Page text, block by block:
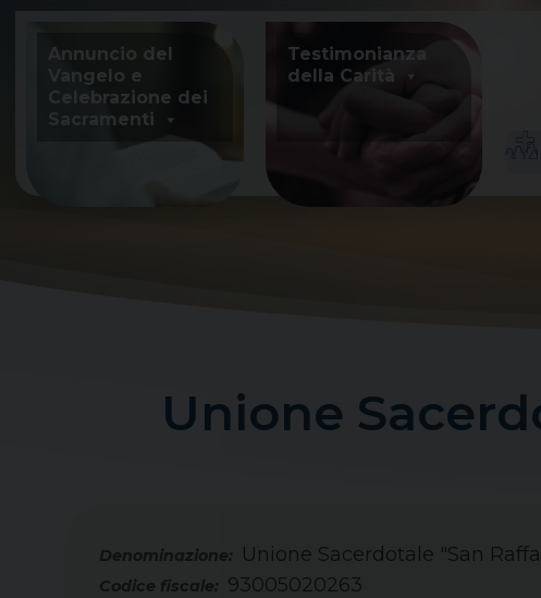
content
Annuncio del
Vangelo e
Celebrazione dei
Sacramenti
Testimonianza
della Carità
Unione
Unione Sacerdotale "San
Codice fiscale: 93005020263